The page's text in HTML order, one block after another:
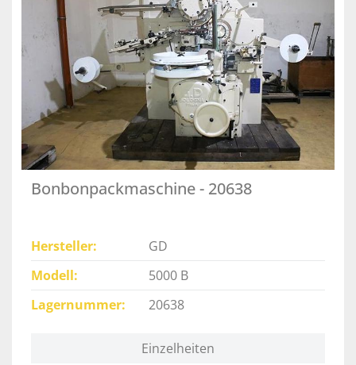
Bonbonpackmaschine - 20638
Hersteller
GD
Modell
5000 B
Lagernummer
20638
Einzelheiten